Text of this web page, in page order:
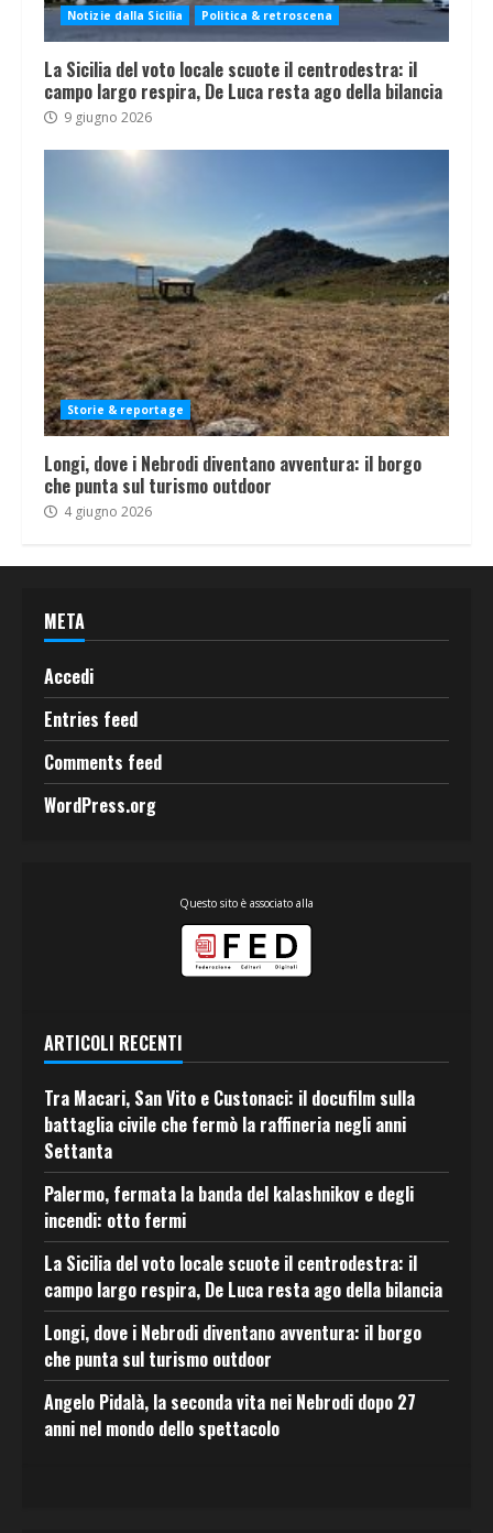
Notizie dalla Sicilia Politica & retroscena
La Sicilia del voto locale scuote il centrodestra: il
campo largo respira, De Luca resta ago della bilancia
9 giugno 2026
Storie & reportage
Longi, dove i Nebrodi diventano avventura: il borgo
che punta sul turismo outdoor
4 giugno 2026
META
Accedi
Entries feed
Comments feed
WordPress.org
Questo sito è associato alla
ARTICOLI RECENTI
Tra Macari, San Vito e Custonaci: il docufilm sulla
battaglia civile che fermò la raffineria negli anni
Settanta
Palermo, fermata la banda del kalashnikov e degli
incendi: otto fermi
La Sicilia del voto locale scuote il centrodestra: il
campo largo respira, De Luca resta ago della bilancia
Longi, dove i Nebrodi diventano avventura: il borgo
che punta sul turismo outdoor
Angelo Pidalà, la seconda vita nei Nebrodi dopo 27
anni nel mondo dello spettacolo